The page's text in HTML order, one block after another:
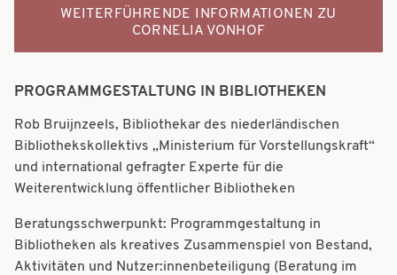
WEITERFÜHRENDE INFORMATIONEN ZU
CORNELIA VONHOF
PROGRAMMGESTALTUNG IN BIBLIOTHEKEN
Rob Bruijnzeels, Bibliothekar des niederländischen
Bibliothekskollektivs „Ministerium für Vorstellungskraft“
und international gefragter Experte für die
Weiterentwicklung öffentlicher Bibliotheken
Beratungsschwerpunkt: Programmgestaltung in
Bibliotheken als kreatives Zusammenspiel von Bestand,
Aktivitäten und Nutzer:innenbeteiligung (Beratung im